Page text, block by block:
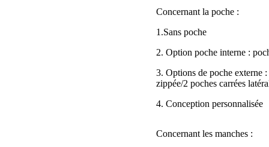
Concernant la poche :
1.Sans poche
2. Option poche interne :
3. Options de poche externe
zippée/2 poches carrées
4. Conception personnalisée
Concernant les manches :